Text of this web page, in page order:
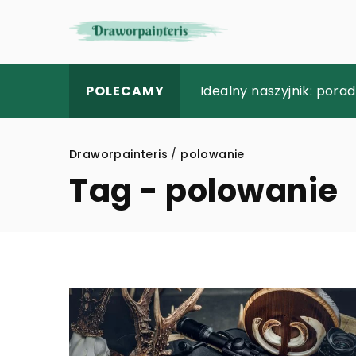
POLECAMY Jak wędkarstwo może
Idealny naszyjnik:
Jak wykorzystać
Draworpainteris / polowanie
Tag - polowanie